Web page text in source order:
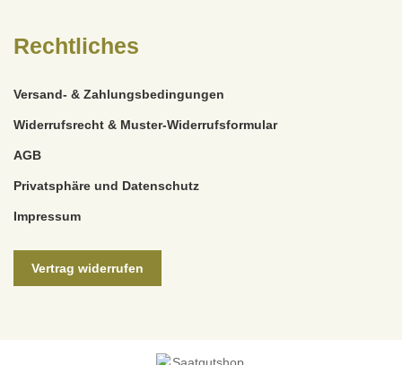
Rechtliches
Versand- & Zahlungsbedingungen
Widerrufsrecht & Muster-Widerrufsformular
AGB
Privatsphäre und Datenschutz
Impressum
Vertrag widerrufen